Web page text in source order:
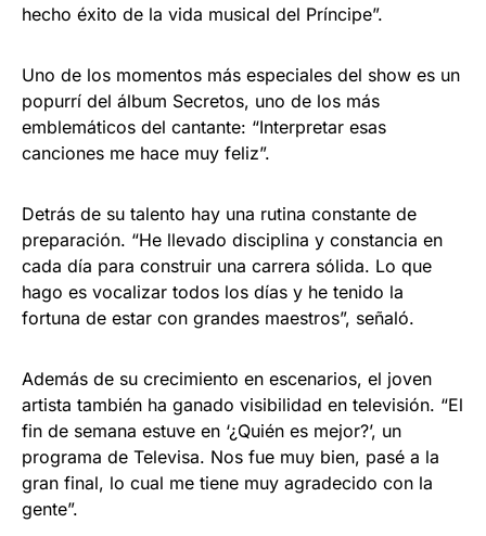
hecho éxito de la vida musical del Príncipe”.
Uno de los momentos más especiales del show es un
popurrí del álbum Secretos, uno de los más
emblemáticos del cantante: “Interpretar esas
canciones me hace muy feliz”.
Detrás de su talento hay una rutina constante de
preparación. “He llevado disciplina y constancia en
cada día para construir una carrera sólida. Lo que
hago es vocalizar todos los días y he tenido la
fortuna de estar con grandes maestros”, señaló.
Además de su crecimiento en escenarios, el joven
artista también ha ganado visibilidad en televisión. “El
fin de semana estuve en ‘¿Quién es mejor?’, un
programa de Televisa. Nos fue muy bien, pasé a la
gran final, lo cual me tiene muy agradecido con la
gente”.